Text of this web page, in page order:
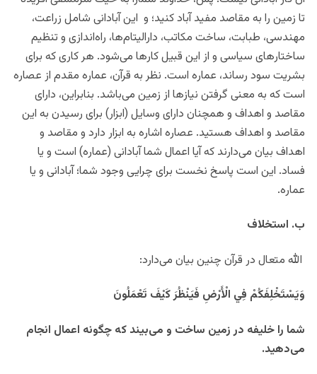
تا زمین را به مقاصد مفید آباد کنید؛ و این آبادانی شامل زراعت،
مهندسی، طبابت، ساخت مکاتب، دارالیتام‌ها، راه‌اندازی و تنظیم
ساختارهای سیاسی و از این قبیل کارها می‌شود. هر کاری که برای
بشریت سود رساند، عماره است. نظر به قرآن، عماره مقدم از عصاره
است که به معنی گرفتن نیازها از زمین می‌باشد. بنابراین، دارای
مقاصد و اهداف و همچنان دارای وسایل (ابزار) برای رسیدن به این
مقاصد و اهداف هستید. عصاره اشاره به ابزار دارد و مقاصد و
اهداف بیان می‌دارند که آیا اعمال شما آبادانی (عماره) است و یا
فساد. این است پاسخ‌ نخست برای چرایی وجود شما؛ آبادانی و یا
عماره.
ب. استخلاف
الله متعال در قرآن چنین بیان می‌دارد:
وَيَسْتَخْلِفَكُمْ فِي الْأَرْضِ فَيَنْظُرَ كَيْفَ تَعْمَلُونَ
شما را خلیفه در زمین ساخت و می‌بیند که چگونه اعمال انجام
می‌دهید.